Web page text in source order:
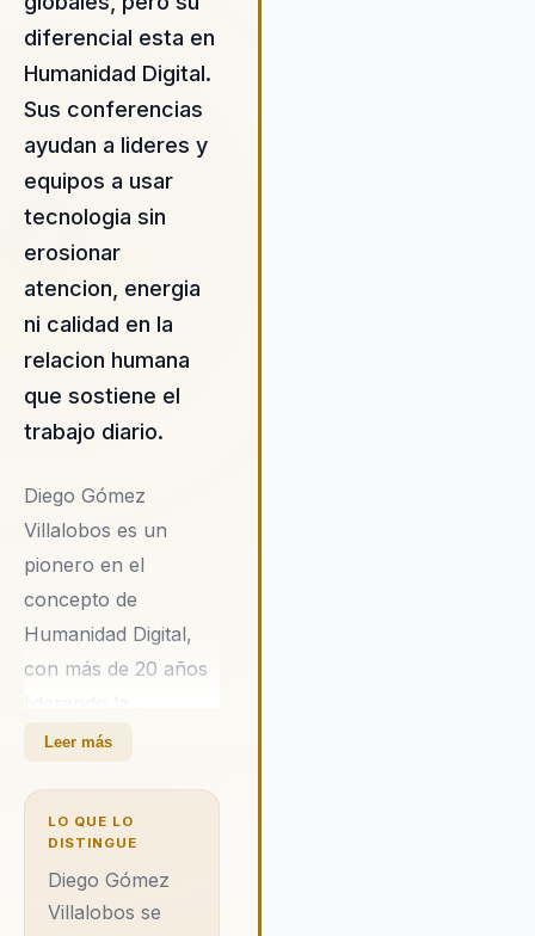
diferencial esta en
Humanidad Digital.
Sus conferencias
ayudan a lideres y
equipos a usar
tecnologia sin
erosionar
atencion, energia
ni calidad en la
relacion humana
que sostiene el
trabajo diario.
Diego Gómez
Villalobos es un
pionero en el
concepto de
Humanidad Digital,
con más de 20 años
transformación
automatización para
marcas de renombre
como Bancolombia,
Cisco y Universal
Leer más
LO QUE LO
DISTINGUE
Diego Gómez
Villalobos se